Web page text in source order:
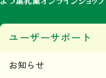
ユーザーサポート
お知らせ